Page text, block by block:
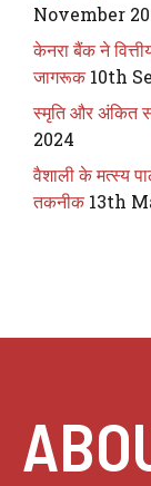
November
केनरा बैंक ने
जागरूक 10th
स्मृति और अंकित
2024
वैशाली के मत्स्य
तकनीक 13th